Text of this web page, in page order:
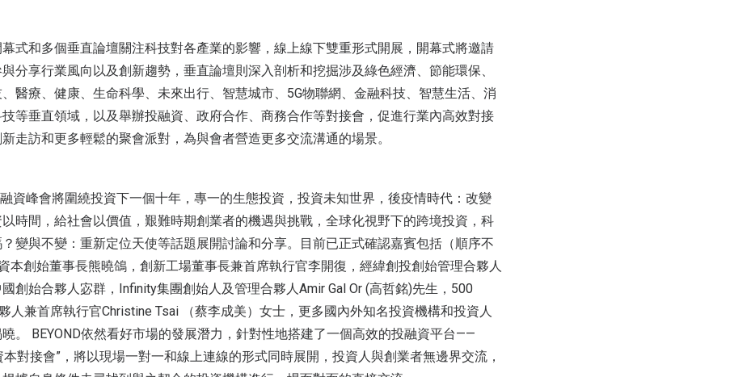
式和多個垂直論壇關注科技對各產業的影響，線上線下雙重形式開展，開幕式將邀請
分享行業風向以及創新趨勢，垂直論壇則深入剖析和挖掘涉及綠色經濟、節能環保、
醫療、健康、生命科學、未來出行、智慧城市、5G物聯網、金融科技、智慧生活、消
等垂直領域，以及舉辦投融資、政府合作、商務合作等對接會，促進行業內高效對接
走訪和更多輕鬆的聚會派對，為與會者營造更多交流溝通的場景。
融資峰會將圍繞投資下一個十年，專一的生態投資，投資未知世界，後疫情時代：改變
時間，給社會以價值，艱難時期創業者的機遇與挑戰，全球化視野下的跨境投資，科
變與不變：重新定位天使等話題展開討論和分享。目前已正式確認嘉賓包括（順序不
本創始董事長熊曉鴿，創新工場董事長兼首席執行官李開復，經緯創投創始管理合夥人
創始合夥人宓群，Infinity集團創始人及管理合夥人Amir Gal Or (高哲銘)先生，500
人兼首席執行官Christine Tsai （蔡李成美）女士，更多國內外知名投資機構和投資人
。 BEYOND依然看好市場的發展潛力，針對性地搭建了一個高效的投融資平台——
本對接會”，將以現場一對一和線上連線的形式同時展開，投資人與創業者無邊界交流，